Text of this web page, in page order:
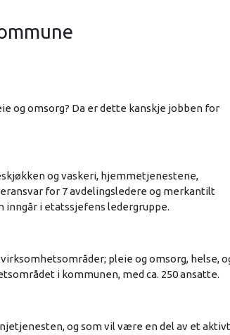
og omsorg? Da er dette kanskje jobben for
og vaskeri, hjemmetjenestene,
for 7 avdelingsledere og merkantilt
inngår i etatssjefens ledergruppe.
pleie og omsorg, helse,
i kommunen, med ca. 250 ansatte.
og som vil være en del av et aktivt